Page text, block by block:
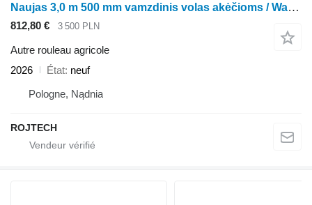
Naujas 3,0 m 500 mm vamzdinis volas akėčioms / Wał rurowy
812,80 € 3 500 PLN
Autre rouleau agricole
2026
État neuf
Pologne, Nądnia
ROJTECH